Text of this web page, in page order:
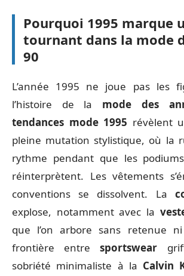
Pourquoi 1995 marque
tournant dans la mode
90
L’année 1995 ne joue pas les
l’histoire de la mode des
tendances mode 1995 révèlent
pleine mutation stylistique, où la
rythme pendant que les
réinterprètent. Les vêtements
conventions se dissolvent. La
explose, notamment avec la
que l’on arbore sans retenue
frontière entresportswear
sobriété minimaliste à la Calvin